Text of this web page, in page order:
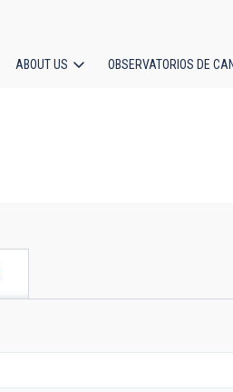
ABOUT US OBSERVATORIOS DE